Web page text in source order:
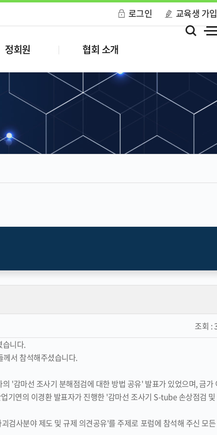
로그인 교육생 가입
정회원 협회 소개
조회 :
습니다.
께서 참석해주셨습니다.
'감마선 조사기 분해점검에 대한 방법 공유' 발표가 있었으며, 금가
기연의 이경환 발표자가 진행한 '감마선 조사기 S-tube 손상점검
검사분야 제도 및 규제 의견공유'를 주제로 포럼에 참석해 주신 모